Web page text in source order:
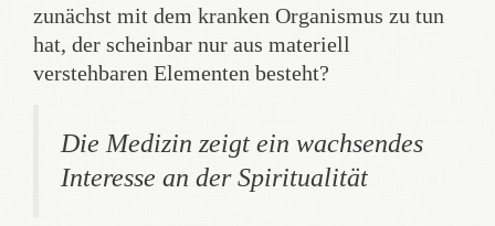
zunächst mit dem kranken Organismus zu tun
hat, der scheinbar nur aus materiell
verstehbaren Elementen besteht?
Die Medizin zeigt ein wachsendes
Interesse an der Spiritualität